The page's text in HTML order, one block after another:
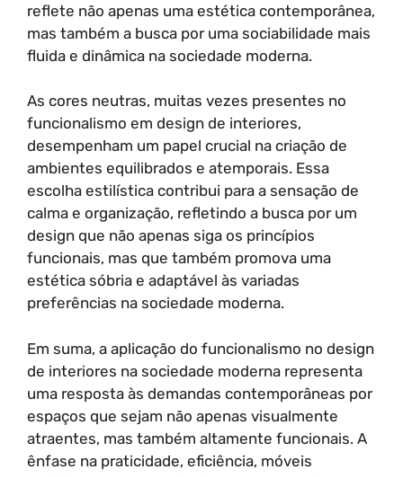
reflete não apenas uma estética contemporânea,
mas também a busca por uma sociabilidade mais
fluida e dinâmica na sociedade moderna.
As cores neutras, muitas vezes presentes no
funcionalismo em design de interiores,
desempenham um papel crucial na criação de
ambientes equilibrados e atemporais. Essa
escolha estilística contribui para a sensação de
calma e organização, refletindo a busca por um
design que não apenas siga os princípios
funcionais, mas que também promova uma
estética sóbria e adaptável às variadas
preferências na sociedade moderna.
Em suma, a aplicação do funcionalismo no design
de interiores na sociedade moderna representa
uma resposta às demandas contemporâneas por
espaços que sejam não apenas visualmente
atraentes, mas também altamente funcionais. A
ênfase na praticidade, eficiência, móveis